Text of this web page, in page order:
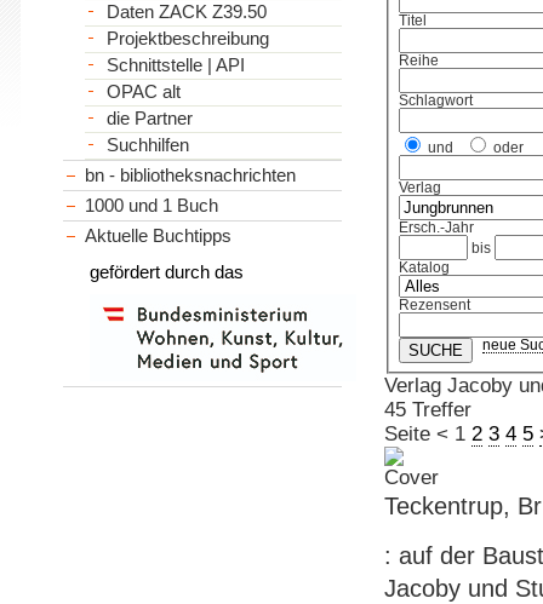
Titel
Reihe
Schlagwort
und oder
Verlag
Ersch.-Jahr
bis
Katalog
Rezensent
neue
Verlag Jacoby
45 Treffer
Seite < 1 2 3 4 5
Teckentrup,
: auf der
Jacoby und
Daten ZACK Z39.50
Projektbeschreibung
Schnittstelle | API
OPAC alt
die Partner
Suchhilfen
bn - bibliotheksnachrichten
1000 und 1 Buch
Aktuelle Buchtipps
gefördert durch das